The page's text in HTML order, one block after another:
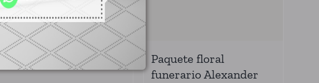
Paquete floral
funerario Alexander